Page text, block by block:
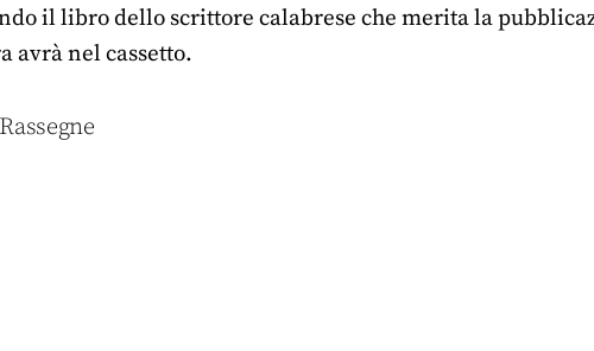
il libro dello scrittore calabrese che merita la
avrà nel cassetto.